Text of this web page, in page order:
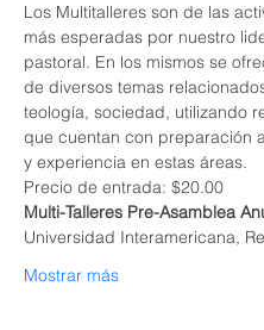
Los Multitalleres son de las
más esperadas por nuestro
pastoral. En los mismos se
de diversos temas
teología, sociedad, utilizando
que cuentan con preparación
y experiencia en estas áreas.
Precio de entrada: $20.00
Multi-Talleres Pre-Asamblea
Universidad Interamericana,
Mostrar más